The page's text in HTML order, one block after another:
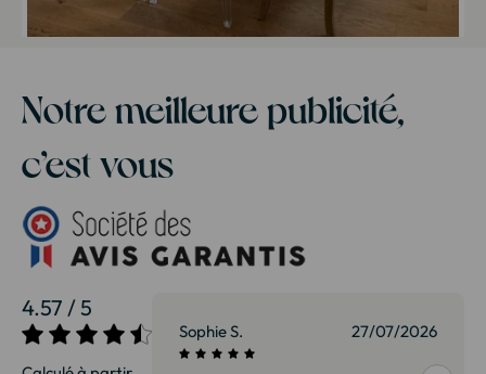
Notre meilleure publicité,
c’est vous
4.57 / 5
27/07/2026 Sophie S. 27/07/2026